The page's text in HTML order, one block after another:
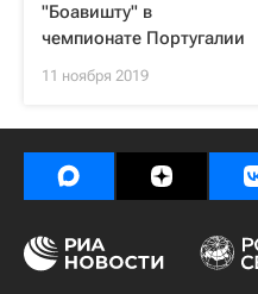
"Боавишту" в
чемпионате Португалии
11 ноября 2019